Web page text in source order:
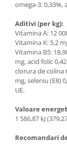
omega-3: 0,33%,
Aditivi (per kg):
Vitamina A: 12
Vitamina K: 5,2
Vitamina B5:
mg, acid folic
clorura de colina
mg, seleniu (E8)
UE.
Valoare
1 586,87 kJ
Recomandari